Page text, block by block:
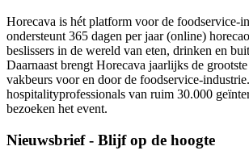
Horecava is hét platform voor de foodservice-
ondersteunt 365 dagen per jaar (online)
beslissers in de wereld van eten, drinken en
Daarnaast brengt Horecava jaarlijks de
vakbeurs voor en door de foodservice-
hospitalityprofessionals van ruim 30.000
bezoeken het event.
Nieuwsbrief - Blijf op de hoogte